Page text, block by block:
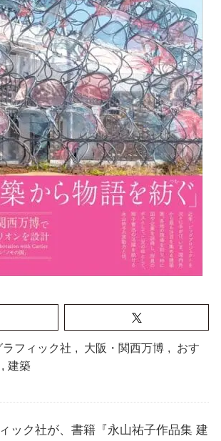
ラフィック社 , 大阪・関西万博 ,
おす
, 建築
ック社が、書籍『永山祐子作品集 建